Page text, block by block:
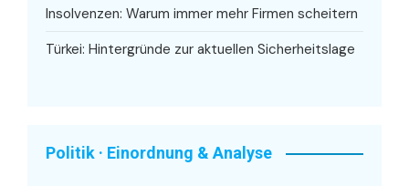
Insolvenzen: Warum immer mehr Firmen scheitern
Türkei: Hintergründe zur aktuellen Sicherheitslage
Politik · Einordnung & Analyse